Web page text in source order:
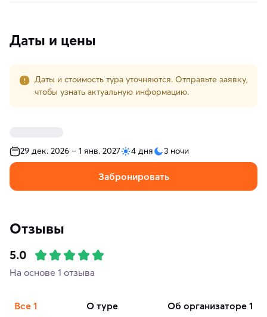
Даты и цены
Даты и стоимость тура уточняются. Отправьте заявку,
чтобы узнать актуальную информацию.
29 дек. 2026 – 1 янв. 2027 4 дня 3 ночи
Забронировать
Отзывы
5.0
На основе 1 отзыва
Все 1 о туре об организаторе 1